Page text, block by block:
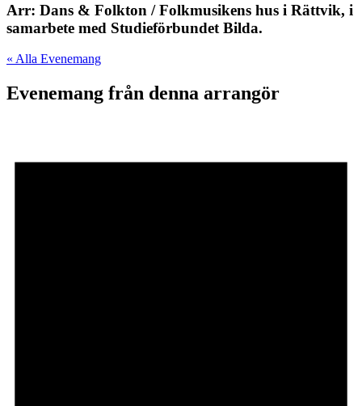
Arr: Dans & Folkton / Folkmusikens hus i Rättvik, i
samarbete med Studieförbundet Bilda.
« Alla Evenemang
Evenemang från denna arrangör